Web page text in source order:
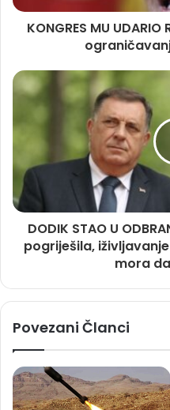
KONGRES MU
DODIK STAO U
pogriješila,
mora
Povezani Članci